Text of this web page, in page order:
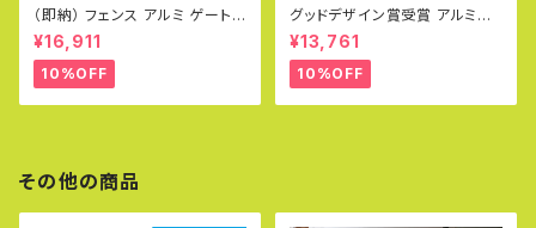
（即納） フェンス アルミ ゲート
幅5.0m 伸縮ゲート 門扉 防犯
自立 目隠し アルミフェンス diy
簡単 アルマックス QXG1050
土日出荷OK
¥16,911
10%OFF
グッドデザイン賞受賞 アルミ製
エアコン室外機カバー（大型タイ
プ）Lサイズ エアコン室外機対応
実用新案取得
¥13,761
10%OFF
その他の商品